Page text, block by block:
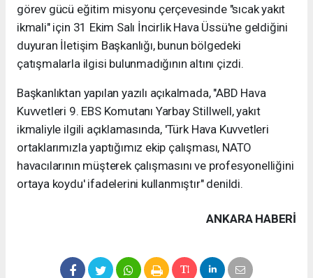
görev gücü eğitim misyonu çerçevesinde "sıcak yakıt
ikmali" için 31 Ekim Salı İncirlik Hava Üssü'ne geldiğini
duyuran İletişim Başkanlığı, bunun bölgedeki
çatışmalarla ilgisi bulunmadığının altını çizdi.
Başkanlıktan yapılan yazılı açıkalmada, "ABD Hava
Kuvvetleri 9. EBS Komutanı Yarbay Stillwell, yakıt
ikmaliyle ilgili açıklamasında, 'Türk Hava Kuvvetleri
ortaklarımızla yaptığımız ekip çalışması, NATO
havacılarının müşterek çalışmasını ve profesyonelliğini
ortaya koydu' ifadelerini kullanmıştır" denildi.
ANKARA HABERİ